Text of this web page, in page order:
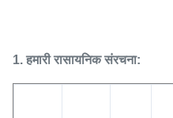
1. हमारी रासायनिक संरचना: